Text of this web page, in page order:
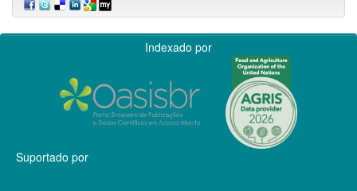
Indexado por
Suportado por